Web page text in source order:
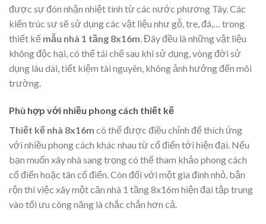
được sự đón nhận nhiệt tình từ các nước phương Tây. Các
kiến trúc sư sẽ sử dụng các vật liệu như gỗ, tre, đá,… trong
thiết kế mẫu nhà 1 tầng 8x16m . Đây đều là những vật liệu
không độc hại, có thể tái chế sau khi sử dụng, vòng đời sử
dụng lâu dài, tiết kiệm tài nguyên, không ảnh hưởng đến môi
trường.
Phù hợp với nhiều phong cách thiết kế
Thiết kế nhà 8x16m có thể được điều chỉnh để thích ứng
với nhiều phong cách khác nhau từ cổ điển tới hiện đại. Nếu
bạn muốn xây nhà sang trọng có thể tham khảo phong cách
cổ điển hoặc tân cổ điển. Còn đối với một gia đình nhỏ, bận
rộn thì việc xây một căn nhà 1 tầng 8x16m hiện đại tập trung
vào tối ưu công năng là chắc chắn hơn cả.